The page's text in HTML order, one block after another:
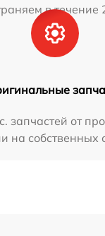
в течение
запчастей от
на собственных